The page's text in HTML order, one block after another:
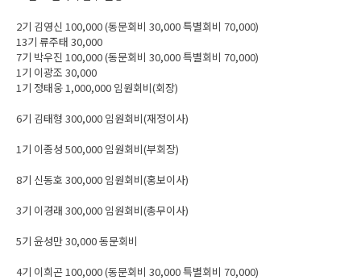
2기 김영신 100,000 (동문회비 30,000 특별회비 70,000)
13기 류주태 30,000
7기 박우진 100,000 (동문회비 30,000 특별회비 70,000)
1기 이광조 30,000
1기 정태웅 1,000,000 임원회비(회장)
6기 김태형 300,000 임원회비(재정이사)
1기 이종성 500,000 임원회비(부회장)
8기 신동호 300,000 임원회비(홍보이사)
3기 이경래 300,000 임원회비(총무이사)
5기 윤성만 30,000 동문회비
4기 이희곤 100,000 (동문회비 30,000 특별회비 70,000)